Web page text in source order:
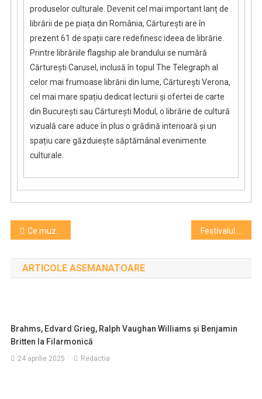
produselor culturale. Devenit cel mai important lanț de
librării de pe piața din România, Cărturești are în
prezent 61 de spații care redefinesc ideea de librărie.
Printre librăriile flagship ale brandului se numără
Cărturești Carusel, inclusă în topul The Telegraph al
celor mai frumoase librării din lume, Cărturești Verona,
cel mai mare spațiu dedicat lecturii și ofertei de carte
din București sau Cărturești Modul, o librărie de cultură
vizuală care aduce în plus o grădină interioară și un
spațiu care găzduiește săptămânal evenimente
culturale.
Navigare
în
articole
Ce muzee sunt deschise la…Noaptea Muzeelor Festivalul Național Cultural Miraje#26
ARTICOLE ASEMANATOARE
Brahms, Edvard Grieg, Ralph Vaughan Williams și Benjamin
Britten la Filarmonică
24 aprilie 2025 Redactia